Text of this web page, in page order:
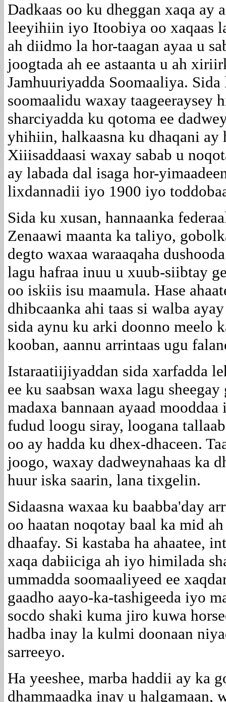
Dadkaas oo ku dheggan xaqa ay
leeyihiin iyo Itoobiya oo xaqaas
ah diidmo la hor-taagan ayaa u
joogtada ah ee astaanta u ah
Jamhuuriyadda Soomaaliya. Sida
soomaalidu waxay taageeraysey
sharciyadda ku qotoma ee
yhihiin, halkaasna ku dhaqani ay
Xiiisaddaasi waxay sabab u
ay labada dal isaga hor-
lixdannadii iyo 1900 iyo
Sida ku xusan, hannaanka
Zenaawi maanta ka taliyo,
degto waxaa waraaqaha
lagu hafraa inuu u xuub-siibtay
oo iskiis isu maamula. Hase
dhibcaanka ahi taas si walba
sida aynu ku arki doonno meelo
kooban, aannu arrintaas ugu
Istaraatiijiyaddan sida xarfadda
ee ku saabsan waxa lagu
madaxa bannaan ayaad
fudud loogu siray, loogana
oo ay hadda ku dhex-dhaceen.
joogo, waxay dadweynahaas ka
huur iska saarin, lana tixgelin.
Sidaasna waxaa ku baabba'day
oo haatan noqotay baal ka mid
dhaafay. Si kastaba ha ahaatee,
xaqa dabiiciga ah iyo himilada
ummadda soomaaliyeed ee
gaadho aayo-ka-tashigeeda iyo
socdo shaki kuma jiro kuwa
hadba inay la kulmi doonaan
sarreeyo.
Ha yeeshee, marba haddii ay ka
dhammaadka inay u halgamaan,